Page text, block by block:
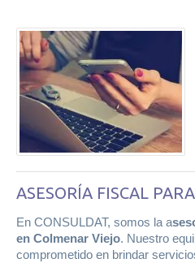
ASESORÍA FISCAL
En CONSULDAT, somos la a
en Colmenar Viejo. Nuestro
comprometido en brindar